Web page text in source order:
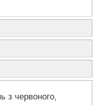
з червоного,